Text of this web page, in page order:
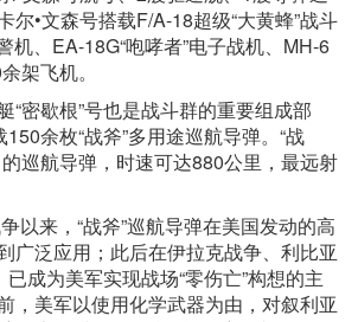
尔•文森号搭载F/A-18超级“大黄蜂”战斗
机、EA-18G“咆哮者”电子战机、MH-6
架飞机。
歇根”号也是战斗群的重要组成部
150余枚“战斧”多用途巡航导弹。“战
巡航导弹，时速可达880公里，最远射
来，“战斧”巡航导弹在美国发动的高
广泛应用；此后在伊拉克战争、利比亚
已成为美军实现战场“零伤亡”构想的主
，美军以使用化学武器为由，对叙利亚